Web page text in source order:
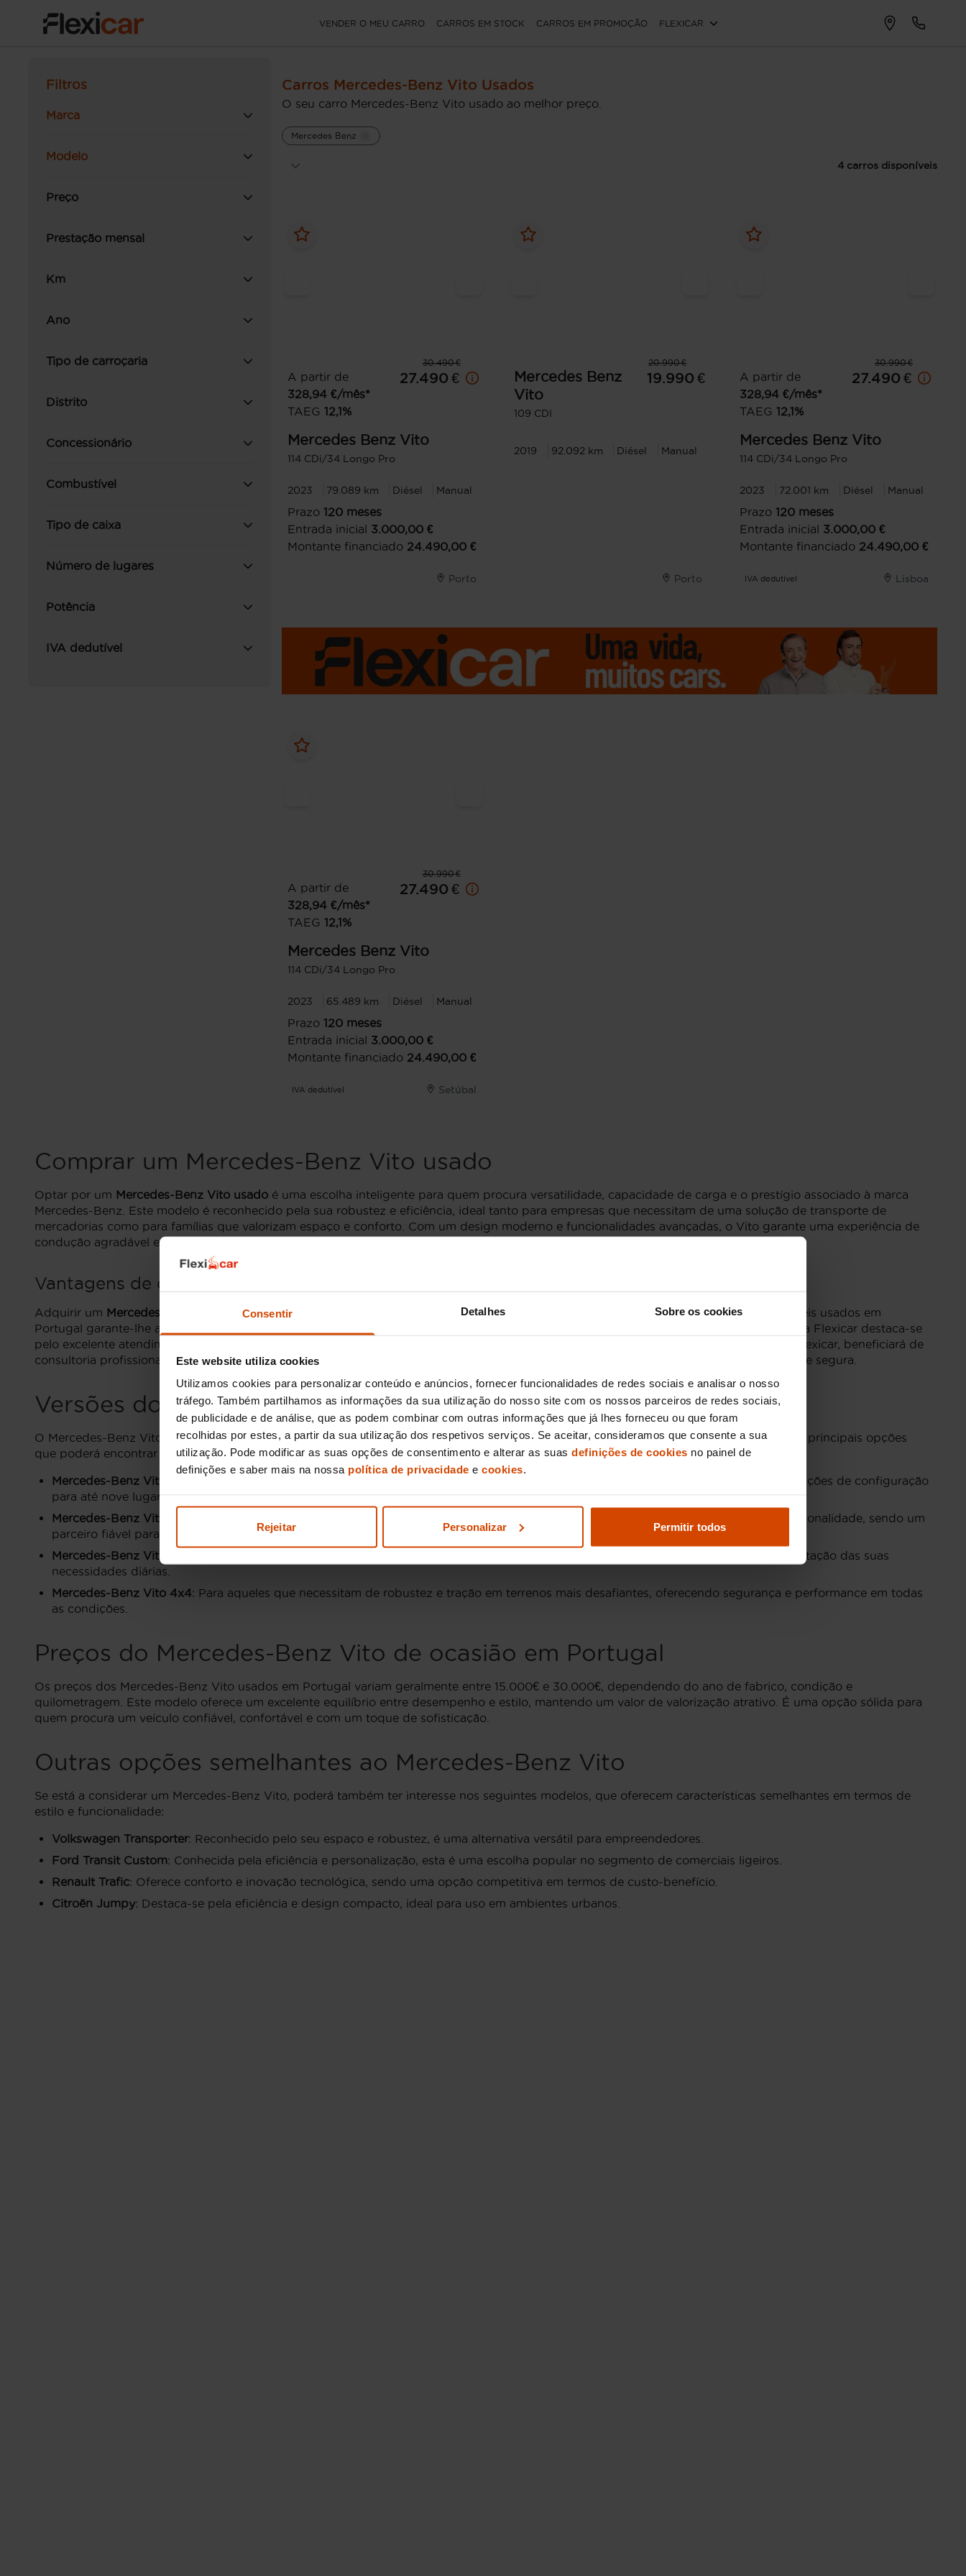
Consentir Detalhes Sobre os cookies
Este website utiliza cookies
Utilizamos cookies para personalizar conteúdo e anúncios, fornecer funcionalidades de redes sociais e analisar o nosso
tráfego. Também partilhamos as informações da sua utilização do nosso site com os nossos parceiros de redes sociais,
de publicidade e de análise, que as podem combinar com outras informações que já lhes forneceu ou que foram
recolhidas por estes, a partir da sua utilização dos respetivos serviços. Se aceitar, consideramos que consente a sua
utilização. Pode modificar as suas opções de consentimento e alterar as suas definições de cookies no painel de
definições e saber mais na nossa política de privacidade e cookies.
Rejeitar Personalizar Permitir todos
VENDER O MEU CARRO CARROS EM STOCK CARROS EM PROMOÇÃO FLEXICAR
Filtros
Marca
Modelo
Preço
Prestação mensal
Km
Ano
Tipo de carroçaria
Distrito
Concessionário
Combustível
Tipo de caixa
Número de lugares
Potência
IVA dedutível
Carros Mercedes-Benz Vito Usados
O seu carro Mercedes-Benz Vito usado ao melhor preço.
Mercedes Benz
4 carros disponíveis
30.490 €
A partir de
328,94 €/mês*
TAEG 12,1%
27.490 €
Mercedes Benz Vito
114 CDi/34 Longo Pro
2023 79.089 km Diésel Manual
Prazo 120 meses
Entrada inicial 3.000,00 €
Montante financiado 24.490,00 €
Porto
20.990 €
Mercedes Benz
Vito
109 CDI
19.990 €
2019 92.092 km Diésel Manual
Porto
30.990 €
A partir de
328,94 €/mês*
TAEG 12,1%
27.490 €
Mercedes Benz Vito
114 CDi/34 Longo Pro
2023 72.001 km Diésel Manual
Prazo 120 meses
Entrada inicial 3.000,00 €
Montante financiado 24.490,00 €
IVA dedutível Lisboa
30.990 €
A partir de
328,94 €/mês*
TAEG 12,1%
27.490 €
Mercedes Benz Vito
114 CDi/34 Longo Pro
2023 65.489 km Diésel Manual
Prazo 120 meses
Entrada inicial 3.000,00 €
Montante financiado 24.490,00 €
IVA dedutível Setúbal
Comprar um Mercedes-Benz Vito usado
Optar por um Mercedes-Benz Vito usado é uma escolha inteligente para quem procura versatilidade, capacidade de carga e o prestígio associado à marca
Mercedes-Benz. Este modelo é reconhecido pela sua robustez e eficiência, ideal tanto para empresas que necessitam de uma solução de transporte de
mercadorias como para famílias que valorizam espaço e conforto. Com um design moderno e funcionalidades avançadas, o Vito garante uma experiência de
condução agradável e segura.
Vantagens de comprar um Mercedes-Benz Vito com a Flexicar
Adquirir um Mercedes-Benz Vito usado na Flexicar
oferece-lhe inúmeras vantagens. A nossa vasta experiência no mercado de automóveis usados em
Portugal garante-lhe a melhor seleção de veículos, todos rigorosamente inspecionados para assegurar a máxima qualidade. Além disso, a Flexicar destaca-se
pelo excelente atendimento ao cliente, ajudando-o a encontrar o veículo ideal que satisfaça todas as suas necessidades. Ao escolher a Flexicar, beneficiará de
consultoria profissional e um processo de compra simplificado, tornando a sua experiência de aquisição de um Vito muito mais cómoda e segura.
Versões do Mercedes-Benz Vito
O Mercedes-Benz Vito oferece uma variedade de versões que se destacam pela sua versatilidade e desempenho. Estas são algumas das principais opções
que poderá encontrar no mercado de usados:
Mercedes-Benz Vito Tourer: Ideal para transporte de passageiros, oferecendo conforto e espaço com acabamentos de qualidade e opções de configuração
para até nove lugares.
Mercedes-Benz Vito Furgão
: Perfeito para o transporte de mercadorias, caracteriza-se pela sua capacidade de carga generosa e funcionalidade, sendo um
parceiro fiável para negócios.
Mercedes-Benz Vito Mixto
: Uma solução intermédia que combina o transporte de pessoas e mercadorias, com a flexibilidade de adaptação das suas
necessidades diárias.
Mercedes-Benz Vito 4x4: Para aqueles que necessitam de robustez e tração em terrenos mais desafiantes, oferecendo segurança e performance em todas
as condições.
Preços do Mercedes-Benz Vito de ocasião em Portugal
Os preços dos Mercedes-Benz Vito usados em Portugal variam geralmente entre 15.000€ e 30.000€, dependendo do ano de fabrico, condição e
quilometragem. Este modelo oferece um excelente equilíbrio entre desempenho e estilo, mantendo um valor de valorização atrativo. É uma opção sólida para
quem procura um veículo confiável, confortável e com um toque de sofisticação.
Outras opções semelhantes ao Mercedes-Benz Vito
Se está a considerar um Mercedes-Benz Vito, poderá também ter interesse nos seguintes modelos, que oferecem características semelhantes em termos de
estilo e funcionalidade:
Volkswagen Transporter: Reconhecido pelo seu espaço e robustez, é uma alternativa versátil para empreendedores.
Ford Transit Custom: Conhecida pela eficiência e personalização, esta é uma escolha popular no segmento de comerciais ligeiros.
Renault Trafic: Oferece conforto e inovação tecnológica, sendo uma opção competitiva em termos de custo-benefício.
Citroën Jumpy: Destaca-se pela eficiência e design compacto, ideal para uso em ambientes urbanos.